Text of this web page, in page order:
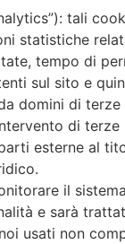
tali
statistiche
tempo di
sul sito e
domini di
di
esterne al
il
e sarà
usati non